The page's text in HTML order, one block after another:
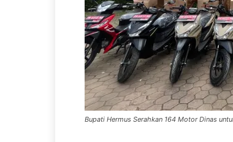
Bupati Hermus Serahkan 164 Motor Dinas